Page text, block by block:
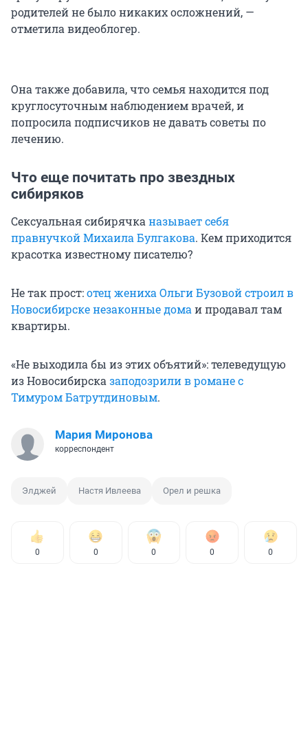
родителей не было никаких осложнений, —
отметила видеоблогер.
Она также добавила, что семья находится под
круглосуточным наблюдением врачей, и
попросила подписчиков не давать советы по
лечению.
Что еще почитать про звездных
сибиряков
Сексуальная сибирячка называет себя
правнучкой Михаила Булгакова. Кем приходится
красотка известному писателю?
Не так прост:отец жениха Ольги Бузовой строил в
Новосибирске незаконные дома и продавал там
квартиры.
«Не выходила бы из этих объятий»: телеведущую
из Новосибирска заподозрили в романе с
Тимуром Батрутдиновым.
Мария Миронова
корреспондент
Элджей Настя Ивлеева Орел и решка
0 0 0 0 0